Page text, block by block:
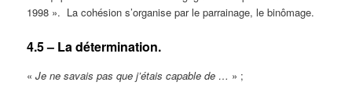
1998 ». La cohésion s’organise par le parrainage, le binômage.
4.5 – La détermination.
«Je ne savais pas que j’étais capable de … » ;